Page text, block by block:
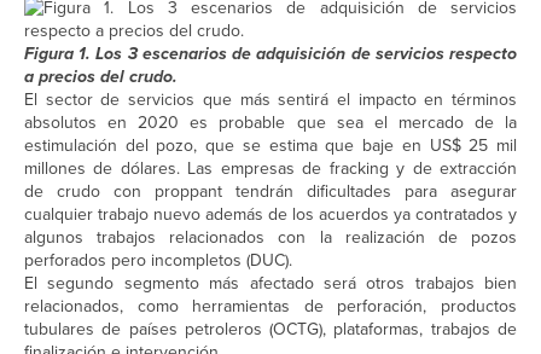
Figura 1. Los 3 escenarios de adquisición de servicios respecto
a precios del crudo.
El sector de servicios que más sentirá el impacto en términos
absolutos en 2020 es probable que sea el mercado de la
estimulación del pozo, que se estima que baje en US$ 25 mil
millones de dólares. Las empresas de fracking y de extracción
de crudo con proppant tendrán dificultades para asegurar
cualquier trabajo nuevo además de los acuerdos ya contratados y
algunos trabajos relacionados con la realización de pozos
perforados pero incompletos (DUC).
El segundo segmento más afectado será otros trabajos bien
relacionados, como herramientas de perforación, productos
tubulares de países petroleros (OCTG), plataformas, trabajos de